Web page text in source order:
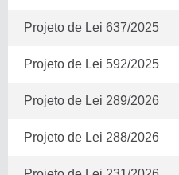
Projeto de Lei 637/2025
Projeto de Lei 592/2025
Projeto de Lei 289/2026
Projeto de Lei 288/2026